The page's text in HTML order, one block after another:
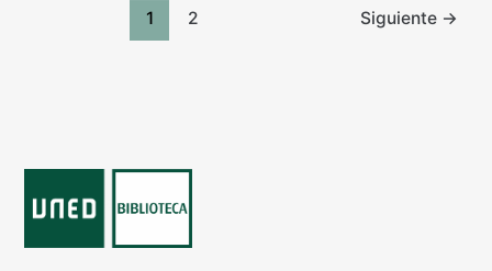
1 2 Siguiente →